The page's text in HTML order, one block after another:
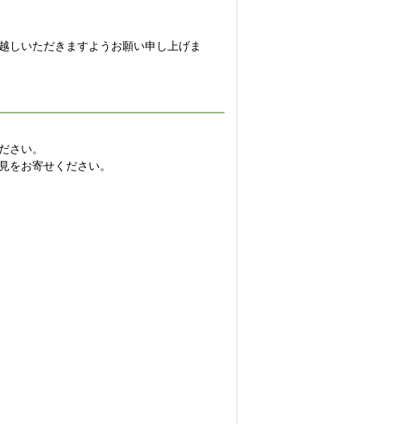
しいただきますようお願い申し上げま
さい。
をお寄せください。